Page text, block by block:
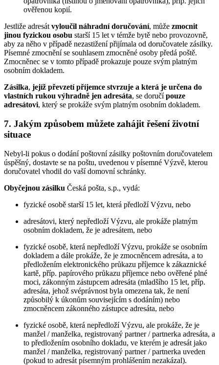
ověřenou kopií.
Jestliže adresát vyloučil náhradní doručování, může zmocnit
jinou fyzickou osobu starší 15 let v témže bytě nebo provozovně,
aby za něho v případě nezastižení přijímala od doručovatele zásilky.
Písemné zmocnění se souhlasem zmocněné osoby předá poště.
Zmocněnec se v tomto případě prokazuje pouze svým platným
osobním dokladem.
Zásilka, jejíž převzetí příjemce stvrzuje a která je určena do
vlastních rukou výhradně jen adresáta, se doručípouze
adresátovi, který se prokáže svým platným osobním dokladem.
7. Jakým způsobem můžete zahájit řešení životní
situace
Nebyl-li pokus o dodání poštovní zásilky poštovním doručovatelem
úspěšný, dostavte se na poštu, uvedenou v písemné Výzvě, kterou
doručovatel vhodil do vaší domovní schránky.
Obyčejnou zásilku Česká pošta, s.p., vydá:
fyzické osobě starší 15 let, která předloží Výzvu, nebo
adresátovi, který nepředloží Výzvu, ale prokáže platným
osobním dokladem, že je adresátem, nebo
fyzické osobě, která nepředloží Výzvu, prokáže se osobním
dokladem a dále prokáže, že je zmocněncem adresáta, a to
předložením elektronického průkazu příjemce k zákaznické
kartě, příp. papírového průkazu příjemce nebo ověřené plné
moci, zákonným zástupcem adresáta (mladšího 15 let, příp.
adresáta, jehož svéprávnost byla omezena tak, že není
způsobilý k úkonům souvisejícím s dodáním) nebo
zmocněncem zákonného zástupce adresáta, nebo
fyzické osobě, která nepředloží Výzvu, ale prokáže, že je
manžel / manželka, registrovaný partner / partnerka adresáta, a
to předložením osobního dokladu, ve kterém je adresát jako
manžel / manželka, registrovaný partner / partnerka uveden
(pokud to adresát písemným prohlášením nezakázal).